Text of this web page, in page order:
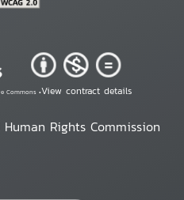
Commons •View contract details
Rights Commission